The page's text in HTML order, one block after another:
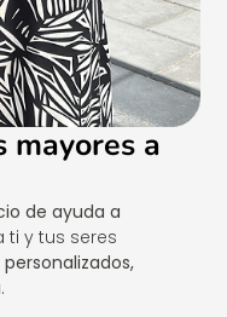
mayores a
de ayuda a
y tus seres
personalizados,
.